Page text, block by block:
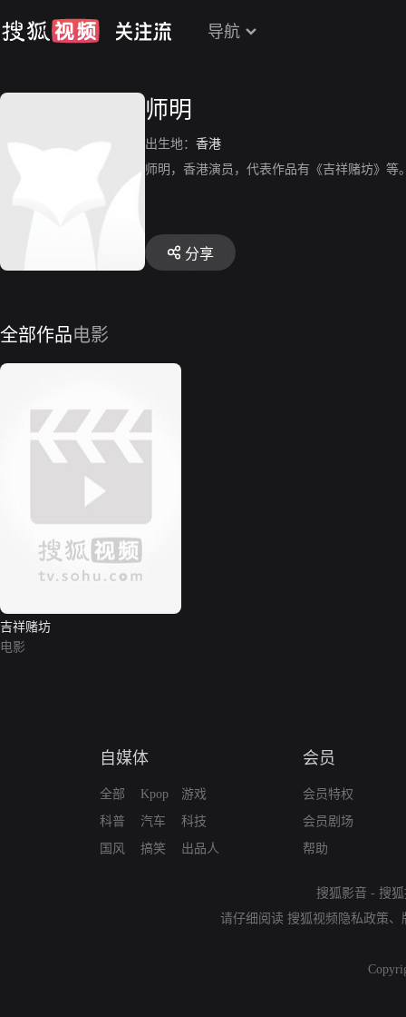
导航
师明
出生地： 香港
师明，香港演员，代表作品有《吉祥赌坊》等
分享
全部作品电影
吉祥赌坊
电影
自媒体
全部
科普
国风
Kpop
汽车
搞笑
游戏
科技
出品人
会员
会员特权
会员剧场
帮助
搜狐影音 - 搜
请仔细阅读 搜狐视频隐私政策、